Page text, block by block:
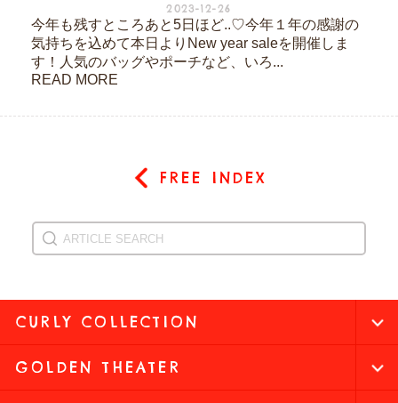
2023-12-26
今年も残すところあと5日ほど..♡今年１年の感謝の
気持ちを込めて本日よりNew year saleを開催しま
す！人気のバッグやポーチなど、いろ...
READ MORE
FREE INDEX
CURLY COLLECTION
GOLDEN THEATER